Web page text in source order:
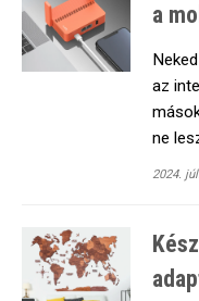
a
az
ne
2024.